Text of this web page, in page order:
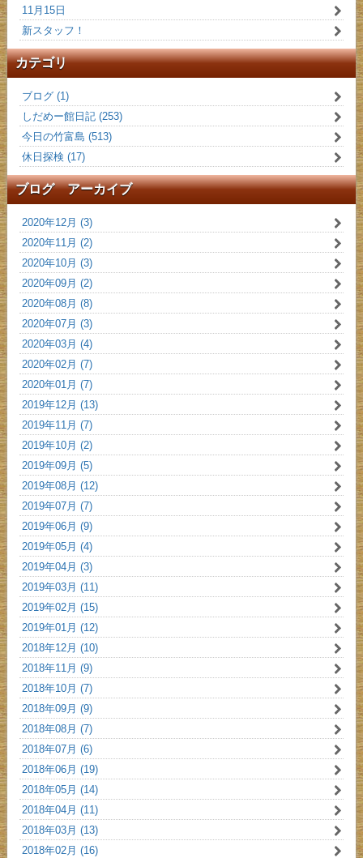
11月15日
新スタッフ！
カテゴリ
ブログ (1)
しだめー館日記 (253)
今日の竹富島 (513)
休日探検 (17)
ブログ アーカイブ
2020年12月 (3)
2020年11月 (2)
2020年10月 (3)
2020年09月 (2)
2020年08月 (8)
2020年07月 (3)
2020年03月 (4)
2020年02月 (7)
2020年01月 (7)
2019年12月 (13)
2019年11月 (7)
2019年10月 (2)
2019年09月 (5)
2019年08月 (12)
2019年07月 (7)
2019年06月 (9)
2019年05月 (4)
2019年04月 (3)
2019年03月 (11)
2019年02月 (15)
2019年01月 (12)
2018年12月 (10)
2018年11月 (9)
2018年10月 (7)
2018年09月 (9)
2018年08月 (7)
2018年07月 (6)
2018年06月 (19)
2018年05月 (14)
2018年04月 (11)
2018年03月 (13)
2018年02月 (16)